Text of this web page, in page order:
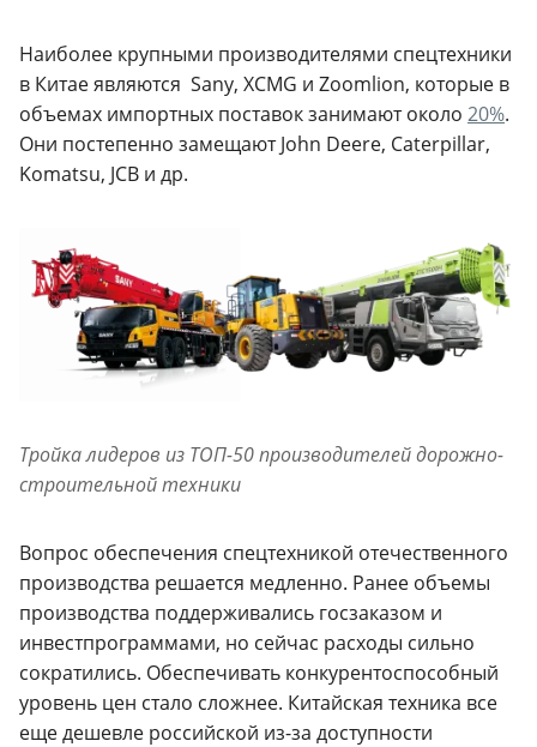
Наиболее крупными производителями спецтехники
в Китае являются Sany, XCMG и Zoomlion, которые в
объемах импортных поставок занимают около 20%.
Они постепенно замещают John Deere, Caterpillar,
Komatsu, JCB и др.
Тройка лидеров из ТОП-50 производителей дорожно-
строительной техники
Вопрос обеспечения спецтехникой отечественного
производства решается медленно. Ранее объемы
производства поддерживались госзаказом и
инвестпрограммами, но сейчас расходы сильно
сократились. Обеспечивать конкурентоспособный
уровень цен стало сложнее. Китайская техника все
еще дешевле российской из-за доступности